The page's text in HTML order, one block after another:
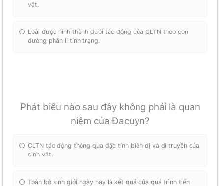
vật.
Loài được hình thành dưới tác động của CLTN theo con
đường phân li tính trạng.
Phát biểu nào sau đây không phải là quan
niệm của Đacuyn?
CLTN tác động thông qua đặc tính biến dị và di truyền của
sinh vật.
Toàn bộ sinh giới ngày nay là kết quả của quá trình tiến